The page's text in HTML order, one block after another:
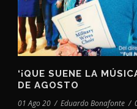
‘¡QUE SUENE LA
DE AGOSTO
01 Ago 20 / Eduardo Bonafonte /